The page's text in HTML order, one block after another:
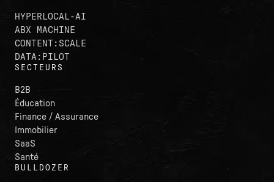
HYPERLOCAL-AI
ABX MACHINE
CONTENT:SCALE
DATA:PILOT
SECTEURS
B2B
Éducation
Finance / Assurance
Immobilier
SaaS
Santé
BULLDOZER